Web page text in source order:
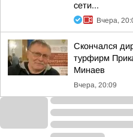
сети...
Вчера,
Скончался
турфирм
Минаев
Вчера, 20:09